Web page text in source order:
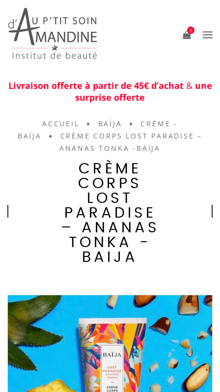
0
Livraison offerte à partir de 45€ d’achat & une
surprise offerte
ACCUEIL BAÏJA
CRÈME -
BAÏJA
CRÈME CORPS LOST PARADISE –
ANANAS TONKA -BAIJA
CRÈME
CORPS
LOST
PARADISE
– ANANAS
TONKA -
BAIJA